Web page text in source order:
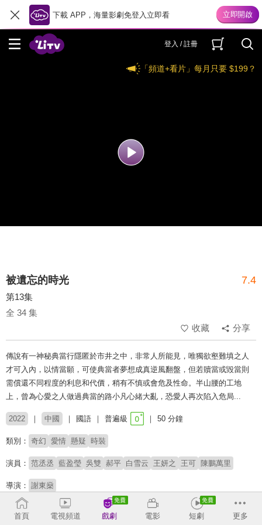
下載 APP，海量影劇免登入立即看
登入 / 註冊
「頻道+看片」每月只要 $199？
被遺忘的時光 7.4
第13集
全 34 集
收藏
分享
傳說有一神秘典當行隱匿於市井之中，非常人所能見，唯獨欲壑難填之人
才可入內，以情當願，可使典當者夢想成真逆風翻盤，但若贖當或毀當則
需償還不同程度的利息和代價，稍有不慎或會危及性命。半山腰的工地
上，曾為心愛之人做過典當的路小凡心緒大亂，恐愛人再次陷入危局...
2022 中國 國語 普遍級 50 分鐘
類別： 奇幻 愛情 懸疑 時裝
演員： 范丞丞 藍盈瑩 吳雙 郝平 白雪云 王妍之 王可 陳鵬萬里
導演： 謝東燊
首頁 電視頻道 戲劇 電影 短劇 更多